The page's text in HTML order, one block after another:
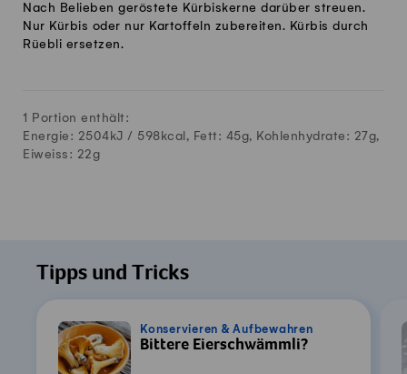
Nach Belieben geröstete Kürbiskerne darüber streuen.
Nur Kürbis oder nur Kartoffeln zubereiten. Kürbis durch
Rüebli ersetzen.
1 Portion enthält:
Energie: 2504kJ / 598 kcal, Fett: 45g, Kohlenhydrate: 27g,
Eiweiss: 22g
Tipps und Tricks
Konservieren & Aufbewahren
Bittere Eierschwämmli?